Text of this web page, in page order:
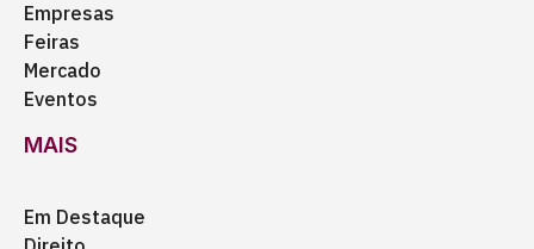
Empresas
Feiras
Mercado
Eventos
MAIS
Em Destaque